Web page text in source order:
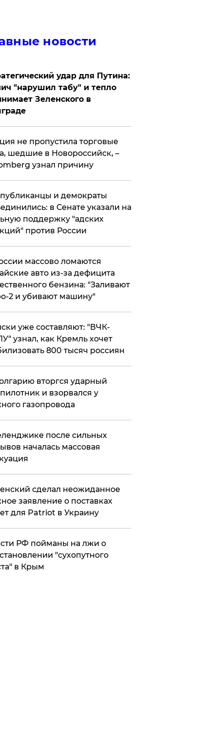
новости
удар для Путина:
"нарушил табу" и тепло
Зеленского в
не пропустила торговые
шедшие в Новороссийск, –
узнал причину
и демократы
в Сенате указали на
поддержку "адских
против России
массово ломаются
авто из-за дефицита
бензина: "Заливают
2 и убивают машину"
уже составляют: "ВЧК-
узнал, как Кремль хочет
800 тысяч россиян
вторгся ударный
и взорвался у
газопровода
после сильных
началась массовая
сделал неожиданное
заявление о поставках
для Patriot в Украину
РФ пойманы на лжи о
"сухопутного
в Крым